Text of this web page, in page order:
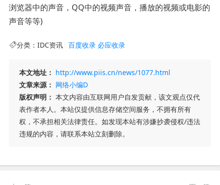
浏览器中的声音，QQ中的视频声音，播放的视频或电影的
声音等等)
分类： IDC资讯 百度收录 必应收录
本文地址： http://www.piis.cn/news/1077.html
文章来源： 网络小编D
版权声明： 本文内容由互联网用户自发贡献，该文观点仅代
表作者本人。本站仅提供信息存储空间服务，不拥有所有
权，不承担相关法律责任。如发现本站有涉嫌抄袭侵权/违法
违规的内容，请联系本站立刻删除。